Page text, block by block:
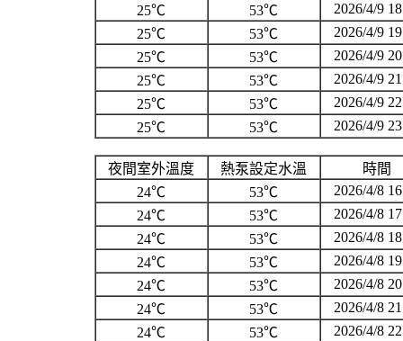
25℃
53℃
2026/4/9
25℃
53℃
2026/4/9
25℃
53℃
2026/4/9
25℃
53℃
2026/4/9
25℃
53℃
2026/4/9
25℃
53℃ 2026/4/9
夜間室外溫度 熱泵設定水溫
時間
24℃
53℃
2026/4/8
24℃
53℃
2026/4/8
24℃
53℃
2026/4/8
24℃
53℃
2026/4/8
24℃
53℃
2026/4/8
24℃
53℃
2026/4/8
24℃
53℃
2026/4/8